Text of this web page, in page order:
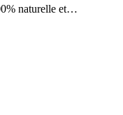
naturelle et…